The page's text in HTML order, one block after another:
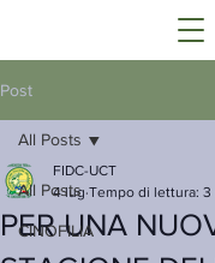
Post
All Posts
CINOFILIA
All Posts
PER UNA
FIDC-UCT
4 lug Tempo di lettura: 3